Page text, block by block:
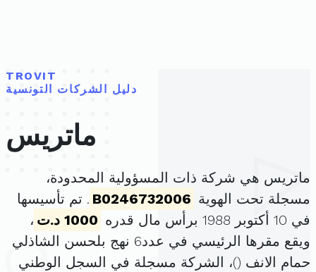
TROVIT
دليل الشركات التونسية
ماتريس
ماتريس هي شركة ذات المسؤولية المحدودة،
مسجلة تحت الهوية B0246732006 . تم تأسيسها
في 10 أكتوبر 1988 برأس مال قدره
1000 د.ت
،
ويقع مقرها الرئيسي في عدد6 نهج بلحسن الشاذلي
حمام الانف ()، الشركة مسجلة في السجل الوطني